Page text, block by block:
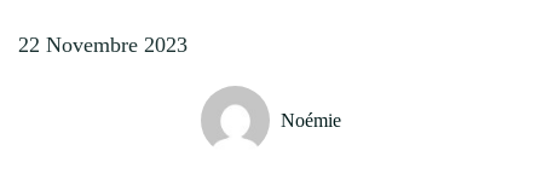
22 Novembre 2023
Noémie